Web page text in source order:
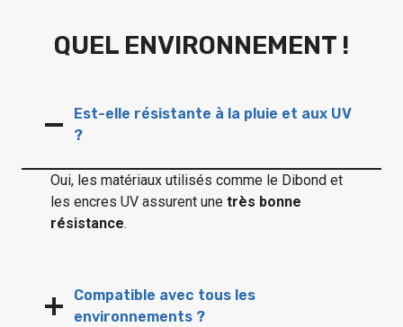
QUEL ENVIRONNEMENT !
Est-elle résistante à la pluie et aux UV
?
Oui, les matériaux utilisés comme le Dibond et
les encres UV assurent une très bonne
résistance.
Compatible avec tous les
environnements ?